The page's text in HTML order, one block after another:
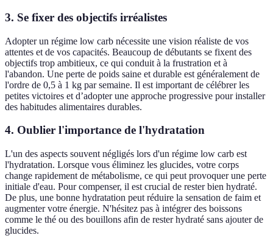
3. Se fixer des objectifs irréalistes
Adopter un régime low carb nécessite une vision réaliste de vos
attentes et de vos capacités. Beaucoup de débutants se fixent des
objectifs trop ambitieux, ce qui conduit à la frustration et à
l'abandon. Une perte de poids saine et durable est généralement de
l'ordre de 0,5 à 1 kg par semaine. Il est important de célébrer les
petites victoires et d’adopter une approche progressive pour installer
des habitudes alimentaires durables.
4. Oublier l'importance de l'hydratation
L'un des aspects souvent négligés lors d'un régime low carb est
l'hydratation. Lorsque vous éliminez les glucides, votre corps
change rapidement de métabolisme, ce qui peut provoquer une perte
initiale d'eau. Pour compenser, il est crucial de rester bien hydraté.
De plus, une bonne hydratation peut réduire la sensation de faim et
augmenter votre énergie. N'hésitez pas à intégrer des boissons
comme le thé ou des bouillons afin de rester hydraté sans ajouter de
glucides.